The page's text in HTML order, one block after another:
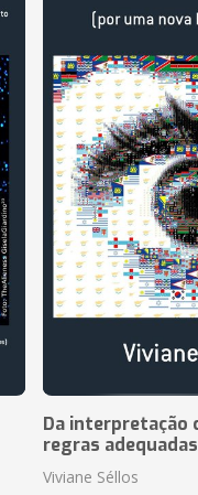
Da interpretação
regras
Viviane Séllos